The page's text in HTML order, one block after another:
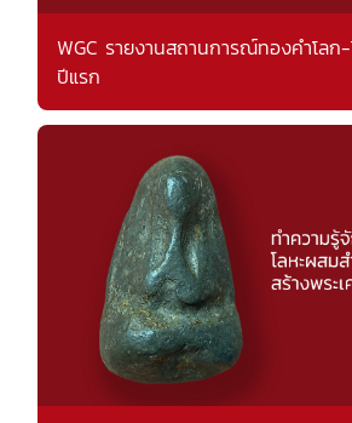
WGC รายงานสถานการณ์ทองคำโล
ปีแรก